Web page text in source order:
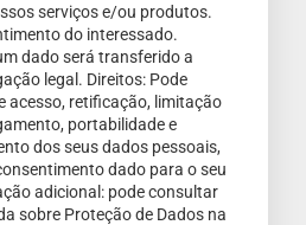
serviços e/ou produtos.
do interessado.
dado será transferido a
legal. Direitos: Pode
acesso, retificação, limitação
portabilidade e
dos seus dados pessoais,
dado para o seu
adicional: pode consultar
sobre Proteção de Dados na